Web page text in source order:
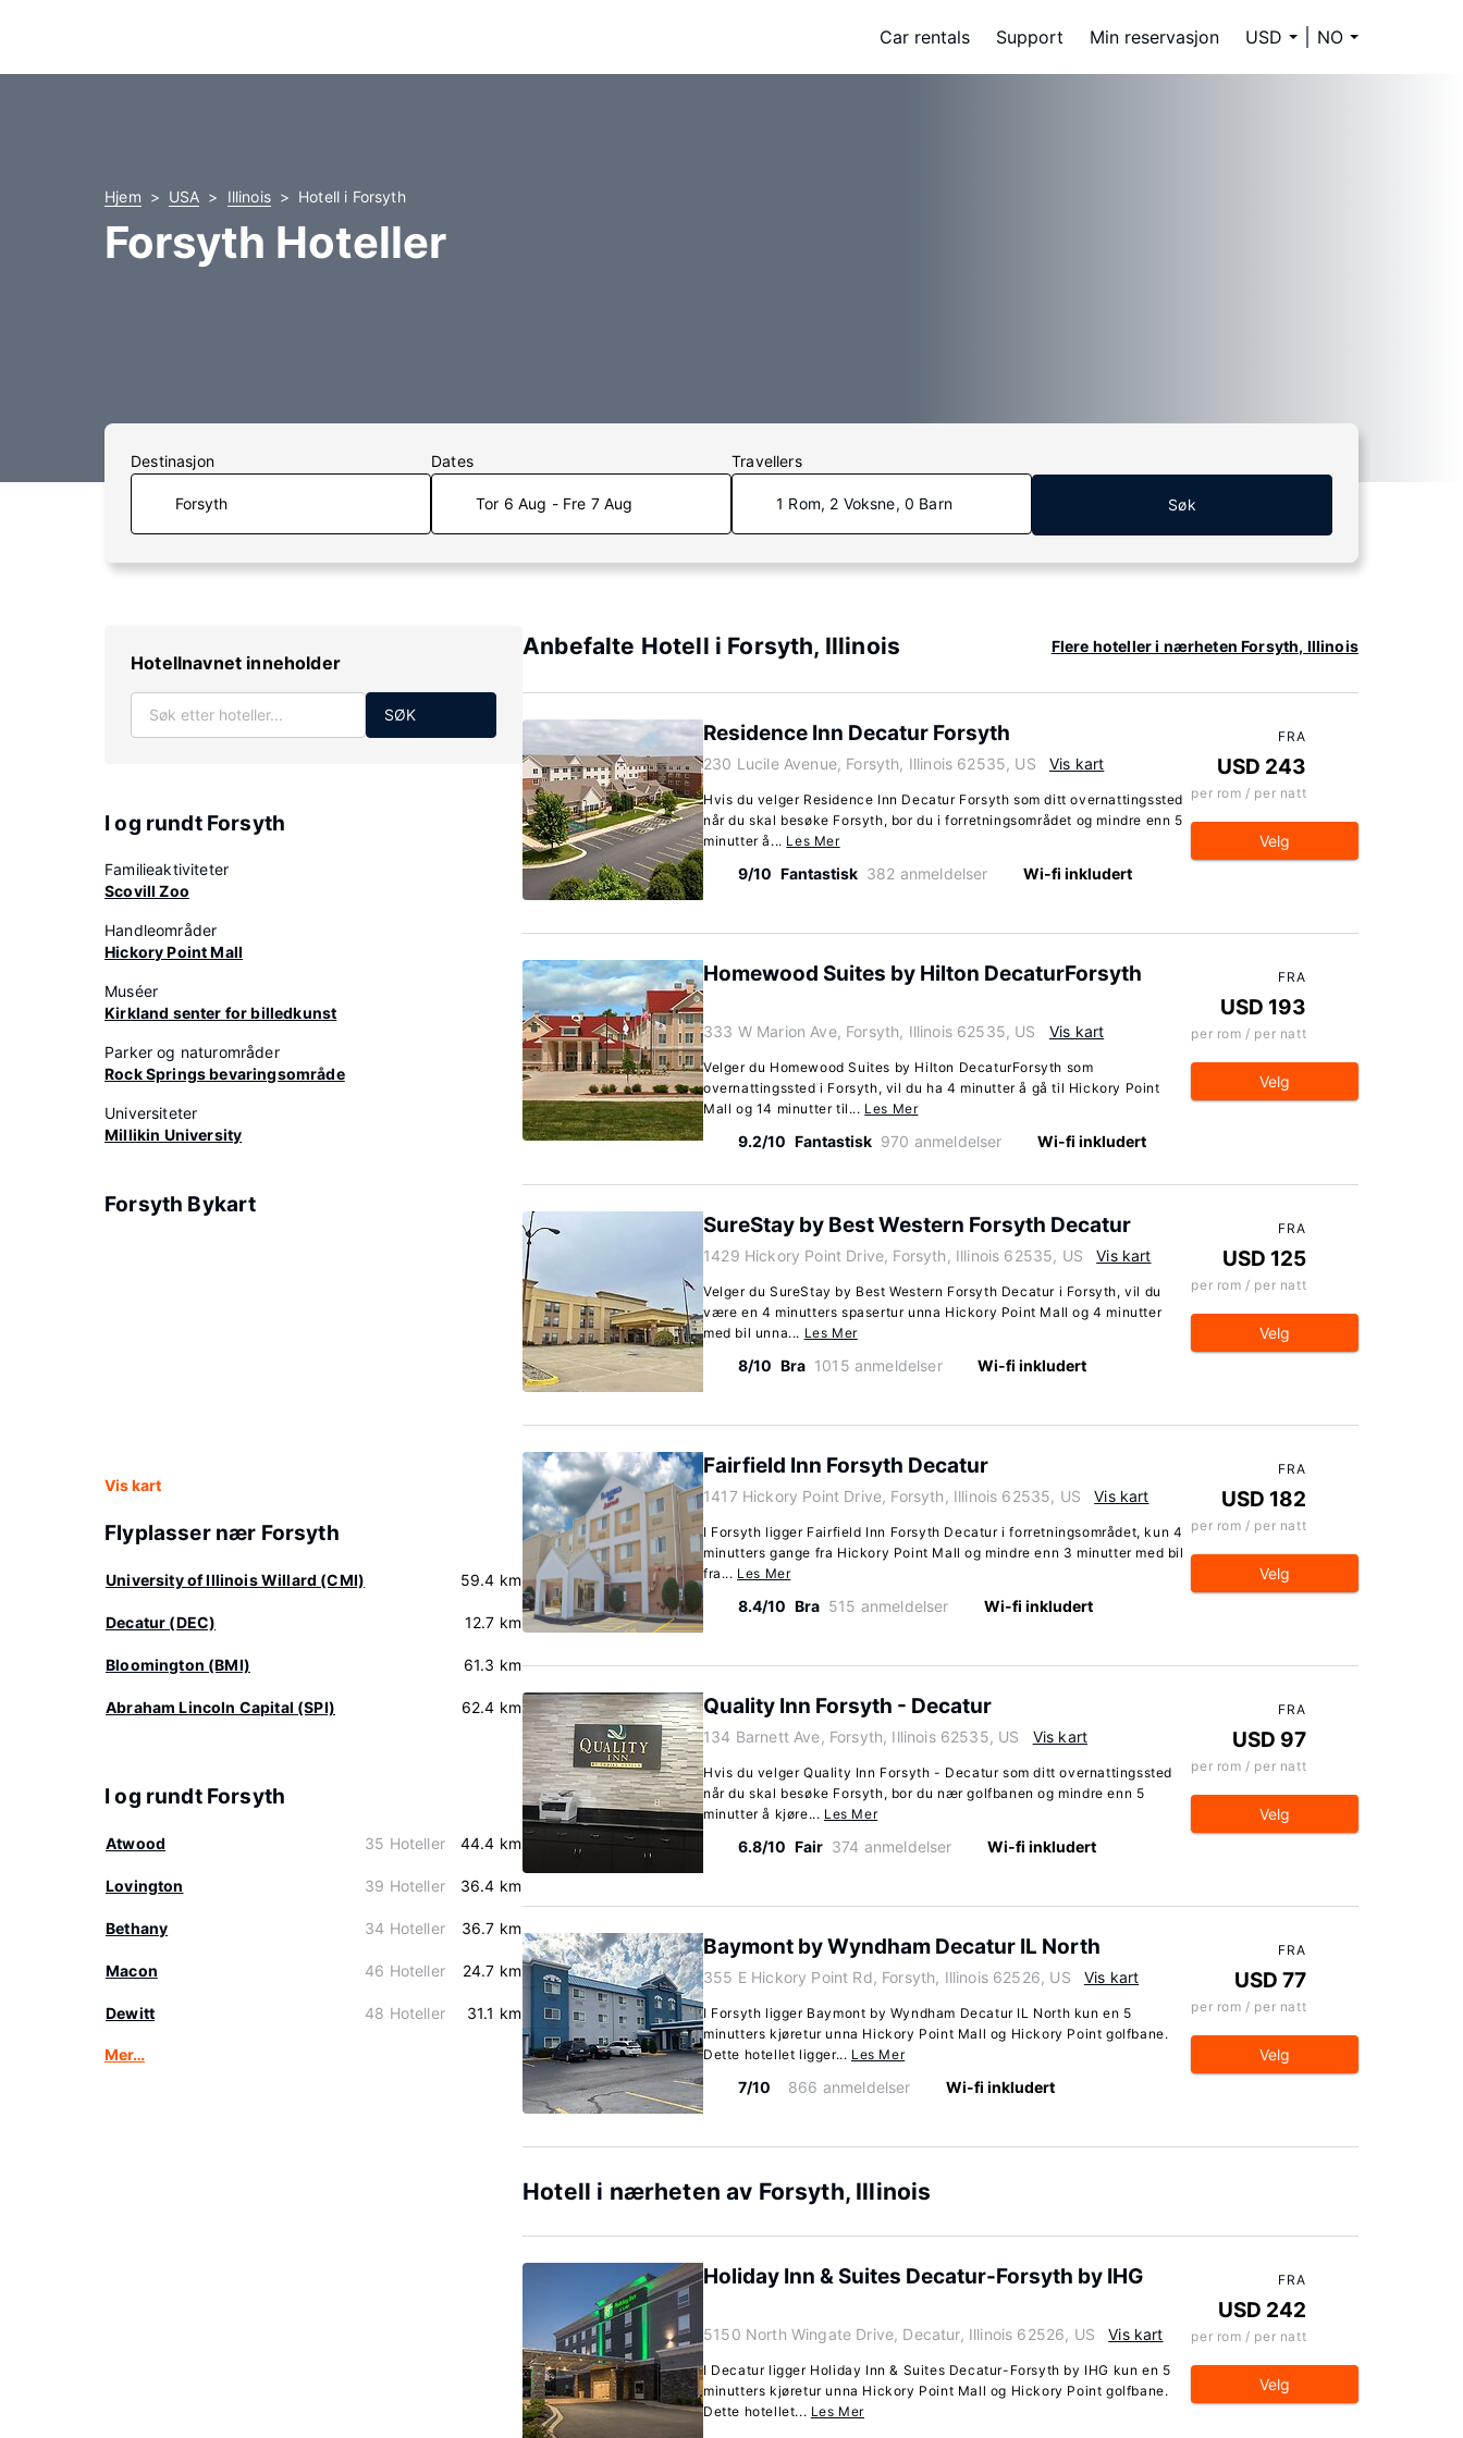
Car rentals Support Min reservasjon USD NO
Hjem USA Illinois Hotell i Forsyth
Forsyth Hoteller
Destinasjon Dates
Tor 6 Aug - Fre 7 Aug
Travellers
1 Rom, 2 Voksne, 0 Barn Søk
Hotellnavnet inneholder
SØK
I og rundt Forsyth
Familieaktiviteter
Scovill Zoo
Handleområder
Hickory Point Mall
Muséer
Kirkland senter for billedkunst
Parker og naturområder
Rock Springs bevaringsområde
Universiteter
Millikin University
Forsyth Bykart
Vis kart
Flyplasser nær Forsyth
University of Illinois Willard (CMI) 59.4 km
Decatur (DEC) 12.7 km
Bloomington (BMI) 61.3 km
Abraham Lincoln Capital (SPI) 62.4 km
I og rundt Forsyth
Atwood 35 Hoteller 44.4 km
Lovington 39 Hoteller 36.4 km
Bethany 34 Hoteller 36.7 km
Macon 46 Hoteller 24.7 km
Dewitt 48 Hoteller 31.1 km
Mer…
Anbefalte Hotell i Forsyth, Illinois Flere hoteller i nærheten Forsyth, Illinois
Residence Inn Decatur Forsyth
230 Lucile Avenue, Forsyth, Illinois 62535, US Vis kart
Hvis du velger Residence Inn Decatur Forsyth som ditt overnattingssted
når du skal besøke Forsyth, bor du i forretningsområdet og mindre enn 5
minutter å... Les Mer
9/10 Fantastisk 382 anmeldelser Wi-fi inkludert
FRA
USD 243
per rom / per natt
Velg
Homewood Suites by Hilton DecaturForsyth
333 W Marion Ave, Forsyth, Illinois 62535, US Vis kart
Velger du Homewood Suites by Hilton DecaturForsyth som
overnattingssted i Forsyth, vil du ha 4 minutter å gå til Hickory Point
Mall og 14 minutter til... Les Mer
9.2/10 Fantastisk 970 anmeldelser Wi-fi inkludert
FRA
USD 193
per rom / per natt
Velg
SureStay by Best Western Forsyth Decatur
1429 Hickory Point Drive, Forsyth, Illinois 62535, US Vis kart
Velger du SureStay by Best Western Forsyth Decatur i Forsyth, vil du
være en 4 minutters spasertur unna Hickory Point Mall og 4 minutter
med bil unna... Les Mer
8/10 Bra 1015 anmeldelser Wi-fi inkludert
FRA
USD 125
per rom / per natt
Velg
Fairfield Inn Forsyth Decatur
1417 Hickory Point Drive, Forsyth, Illinois 62535, US Vis kart
I Forsyth ligger Fairfield Inn Forsyth Decatur i forretningsområdet, kun 4
minutters gange fra Hickory Point Mall og mindre enn 3 minutter med bil
fra... Les Mer
8.4/10 Bra 515 anmeldelser Wi-fi inkludert
FRA
USD 182
per rom / per natt
Velg
Quality Inn Forsyth - Decatur
134 Barnett Ave, Forsyth, Illinois 62535, US Vis kart
Hvis du velger Quality Inn Forsyth - Decatur som ditt overnattingssted
når du skal besøke Forsyth, bor du nær golfbanen og mindre enn 5
minutter å kjøre... Les Mer
6.8/10 Fair 374 anmeldelser Wi-fi inkludert
FRA
USD 97
per rom / per natt
Velg
Baymont by Wyndham Decatur IL North
355 E Hickory Point Rd, Forsyth, Illinois 62526, US Vis kart
I Forsyth ligger Baymont by Wyndham Decatur IL North kun en 5
minutters kjøretur unna Hickory Point Mall og Hickory Point golfbane.
Dette hotellet ligger... Les Mer
7/10 866 anmeldelser Wi-fi inkludert
FRA
USD 77
per rom / per natt
Velg
Hotell i nærheten av Forsyth, Illinois
Holiday Inn & Suites Decatur-Forsyth by IHG
5150 North Wingate Drive, Decatur, Illinois 62526, US Vis kart
I Decatur ligger Holiday Inn & Suites Decatur-Forsyth by IHG kun en 5
minutters kjøretur unna Hickory Point Mall og Hickory Point golfbane.
Dette hotellet... Les Mer
FRA
USD 242
per rom / per natt
Velg